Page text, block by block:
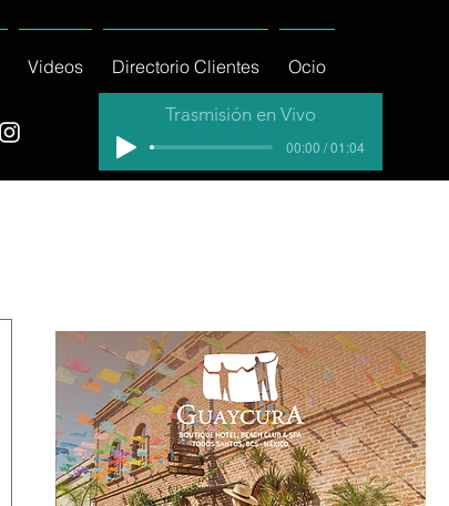
Videos Directorio Clientes Ocio
Trasmisión en Vivo
00:00 / 01:04